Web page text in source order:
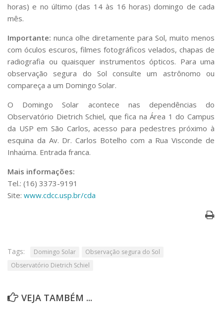
Outros serviços
Comunicação
Assessorias e Mídias
Aplicativos e Sites
Jornal da USP
Agenda de Eventos
Defesa de Teses
horas) e no último (das 14 às 16 horas) domingo de cada
mês.
Importante: nunca olhe diretamente para Sol, muito menos
com óculos escuros, filmes fotográficos velados, chapas de
radiografia ou quaisquer instrumentos ópticos. Para uma
observação segura do Sol consulte um astrônomo ou
compareça a um Domingo Solar.
O Domingo Solar acontece nas dependências do
Observatório Dietrich Schiel, que fica na Área 1 do Campus
da USP em São Carlos, acesso para pedestres próximo à
esquina da Av. Dr. Carlos Botelho com a Rua Visconde de
Inhaúma. Entrada franca.
Mais informações:
Tel.: (16) 3373-9191
Site: www.cdcc.usp.br/cda
Tags: Domingo Solar
Observação segura do Sol
Observatório Dietrich Schiel
VEJA TAMBÉM ...